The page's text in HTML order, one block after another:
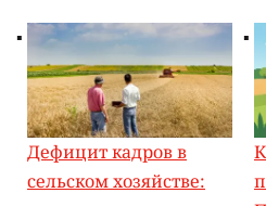
Дефицит кадров в
сельском хозяйстве: